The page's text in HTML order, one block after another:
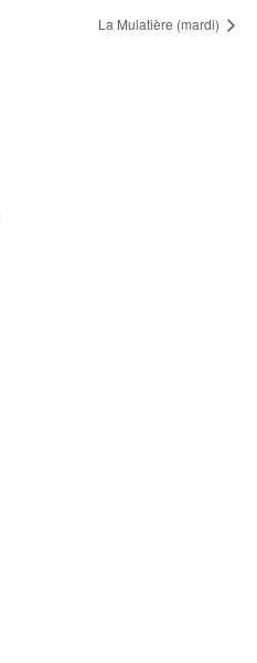
La Mulatière (mardi)